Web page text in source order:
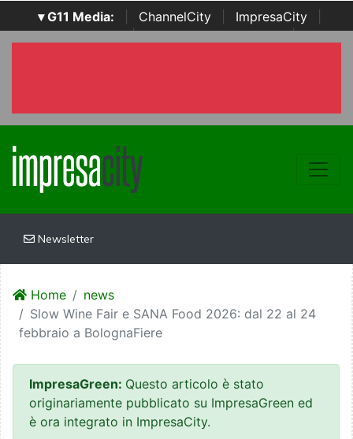
▾ G11 Media: ChannelCity ImpresaCity
SecurityOpenLab | Italian Channel Awards | Italian
Newsletter
Home
news
Slow Wine Fair e SANA Food 2026: dal 22 al 24
febbraio a BolognaFiere
ImpresaGreen: Questo articolo è stato
originariamente pubblicato su ImpresaGreen ed
è ora integrato in ImpresaCity.